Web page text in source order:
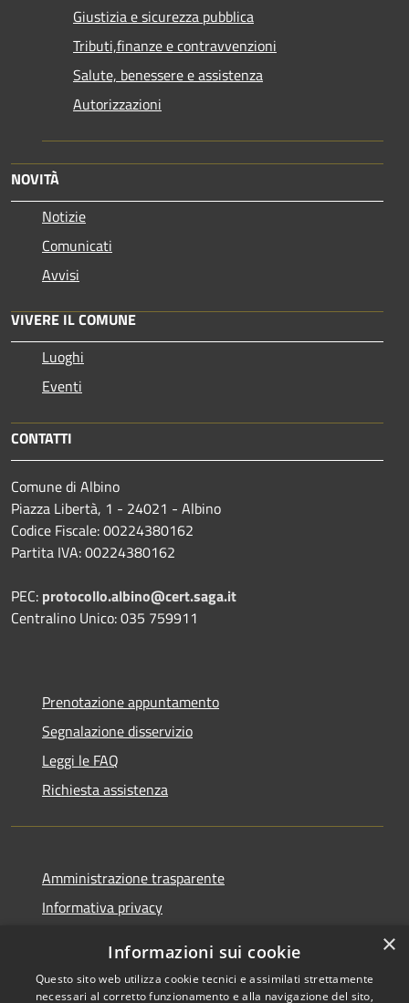
Giustizia e sicurezza pubblica
Tributi,finanze e contravvenzioni
Salute, benessere e assistenza
Autorizzazioni
NOVITÀ
Notizie
Comunicati
Avvisi
VIVERE IL COMUNE
Luoghi
Eventi
CONTATTI
Comune di Albino
Piazza Libertà, 1 - 24021 - Albino
Codice Fiscale: 00224380162
Partita IVA: 00224380162
PEC: protocollo.albino@cert.saga.it
Centralino Unico: 035 759911
Prenotazione appuntamento
Segnalazione disservizio
Leggi le FAQ
Richiesta assistenza
Amministrazione trasparente
Informativa privacy
Dichiarazione di accessibilità
×
Informazioni sui cookie
Questo sito web utilizza cookie tecnici e assimilati strettamente
necessari al corretto funzionamento e alla navigazione del sito,